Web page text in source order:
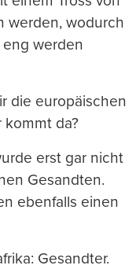
werden, wodurch
werden
die europäischen
kommt da?
erst gar nicht
Gesandten.
ebenfalls einen
Gesandter.